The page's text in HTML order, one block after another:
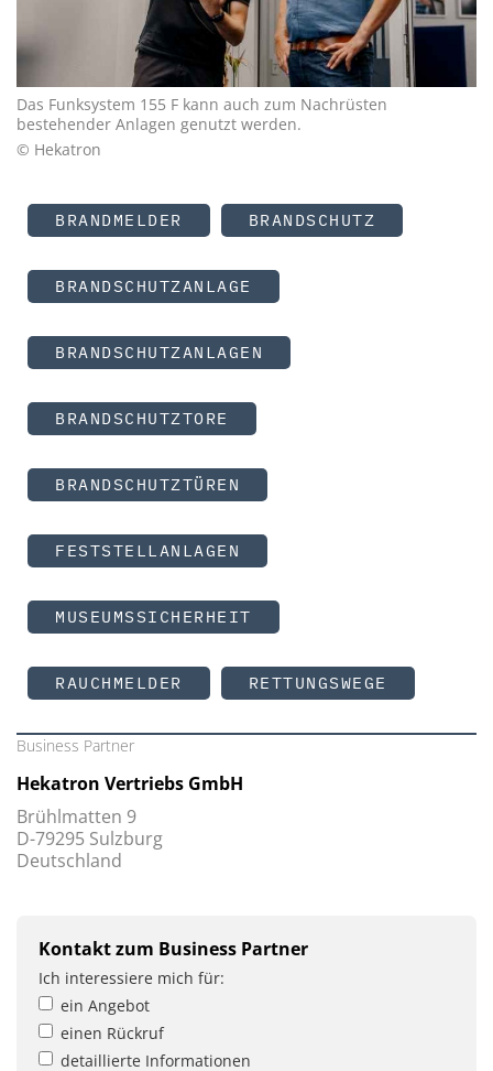
Das Funksystem 155 F kann auch zum Nachrüsten
bestehender Anlagen genutzt werden.
© Hekatron
BRANDMELDER BRANDSCHUTZ
BRANDSCHUTZANLAGE
BRANDSCHUTZANLAGEN
BRANDSCHUTZTORE
BRANDSCHUTZTÜREN
FESTSTELLANLAGEN
MUSEUMSSICHERHEIT
RAUCHMELDER RETTUNGSWEGE
Business Partner
Hekatron Vertriebs GmbH
Brühlmatten 9
D-79295 Sulzburg
Deutschland
Kontakt zum Business Partner
Ich interessiere mich für:
ein Angebot
einen Rückruf
detaillierte Informationen